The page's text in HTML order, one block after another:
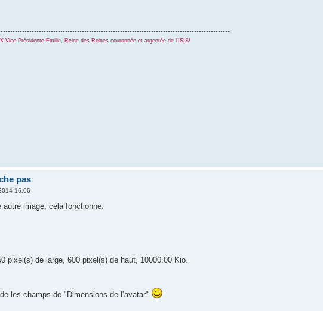
Vice-Présidente Emilie, Reine des Reines couronnée et argentée de l'ISIS!
pas
16:06
image, cela fonctionne.
pixel(s) de large, 600 pixel(s) de haut, 10000.00 Kio.
les champs de "Dimensions de l’avatar"